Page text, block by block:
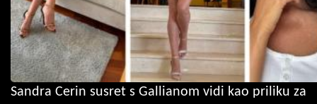
Sandra Cerin susret s Gallianom vidi kao priliku za